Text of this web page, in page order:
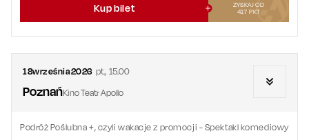
Kup bilet
ZYSKAJ OD
417 PKT
18września2026 pt., 15.00
PoznańKino Teatr Apollo
Podróż Poślubna +, czyli wakacje z promocji - Spektakl komediowy